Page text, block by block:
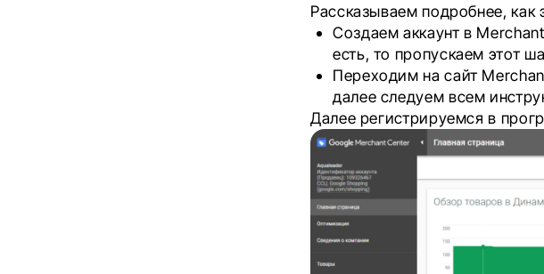
Рассказываем подробнее, как
Создаем аккаунт в
есть, то пропускаем этот
Переходим на сайт
далее следуем всем
Далее регистрируемся в